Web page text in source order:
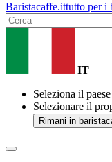
Baristacaffe.ittutto per i
IT
Seleziona il
Selezionare il
Rimani in